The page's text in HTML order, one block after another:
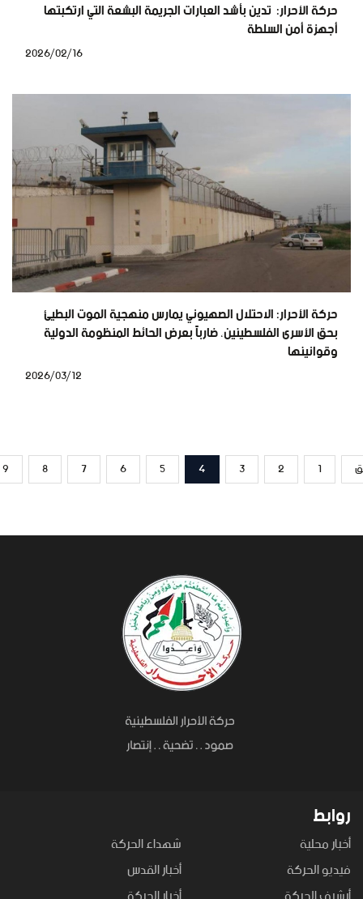
حركة الأحرار: تدين بأشد العبارات الجريمة البشعة التي ارتكبتها
أجهزة أمن السلطة
حركة الأحرار: الاحتلال الصهيوني يمارس منهجية الموت البطيئ
بحق الأسرى الفلسطينين، ضارباً بعرض الحائط المنظومة الدولية
وقوانينها
1
2
3
4
5
6
7
8
9
روابط
أخبار محلية
شهداء الحركة
فيديو الحركة
أخبار القدس